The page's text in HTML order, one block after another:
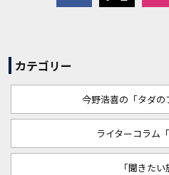
カテゴリー
今野浩喜の「タダの
ライターコラム
「聞きたい